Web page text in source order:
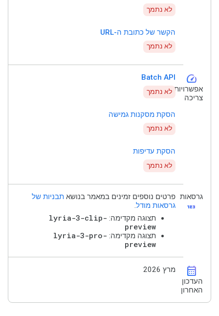
לא נתמך
הקשר של כתובת ה-URL
לא נתמך
speed
אפשרויות
צריכה
Batch API
לא נתמך
הסקת מסקנות גמישה
לא נתמך
הסקת עדיפות
לא נתמך
גרסאות
123
פרטים נוספים זמינים במאמר בנושא תבניות של
גרסאות מודל.
תצוגה מקדימה: lyria-3-clip-
preview
תצוגה מקדימה: lyria-3-pro-
preview
calendar_month
העדכון
האחרון
מרץ 2026